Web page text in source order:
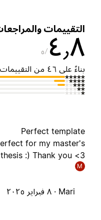
والمراجعات
٥
على ٤٦ من التقييمات
Perfect
perfect for my
thesis :) Thank you
٨ فبراير ٢٠٢٥